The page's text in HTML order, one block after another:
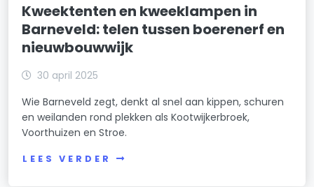
Kweektenten en kweeklampen in
Barneveld: telen tussen boerenerf en
nieuwbouwwijk
30 april 2025
Wie Barneveld zegt, denkt al snel aan kippen, schuren
en weilanden rond plekken als Kootwijkerbroek,
Voorthuizen en Stroe.
LEES VERDER